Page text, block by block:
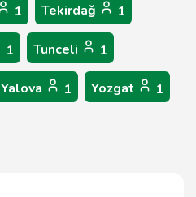
1 Tekirdağ 1
1 Tunceli 1
Yalova 1 Yozgat 1